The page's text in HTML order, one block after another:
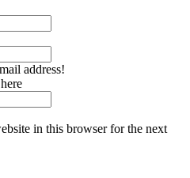
address!
in this browser for the next